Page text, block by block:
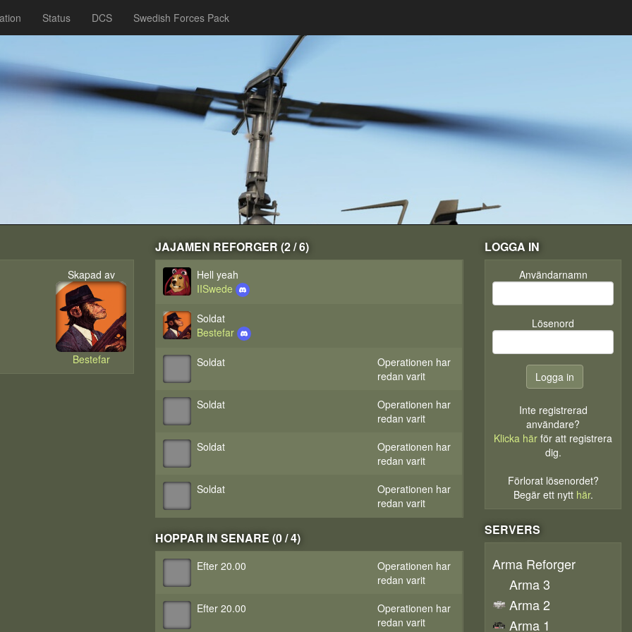
Status DCS Swedish Forces Pack
Skapad av
Bestefar
JAJAMEN REFORGER (2 / 6)
Hell yeah
IISwede
Soldat
Bestefar
Soldat
Operationen har
redan varit
Soldat
Operationen har
redan varit
Soldat
Operationen har
redan varit
Soldat
Operationen har
redan varit
HOPPAR IN SENARE (0 / 4)
Efter 20.00
Operationen har
redan varit
Efter 20.00
Operationen har
redan varit
LOGGA IN
Användarnamn
Lösenord
Inte registrerad
användare?
Klicka här för att registrera
dig.
Förlorat lösenordet?
Begär ett nytt här.
SERVERS
Arma Reforger
Arma 3
Arma 2
Arma 1